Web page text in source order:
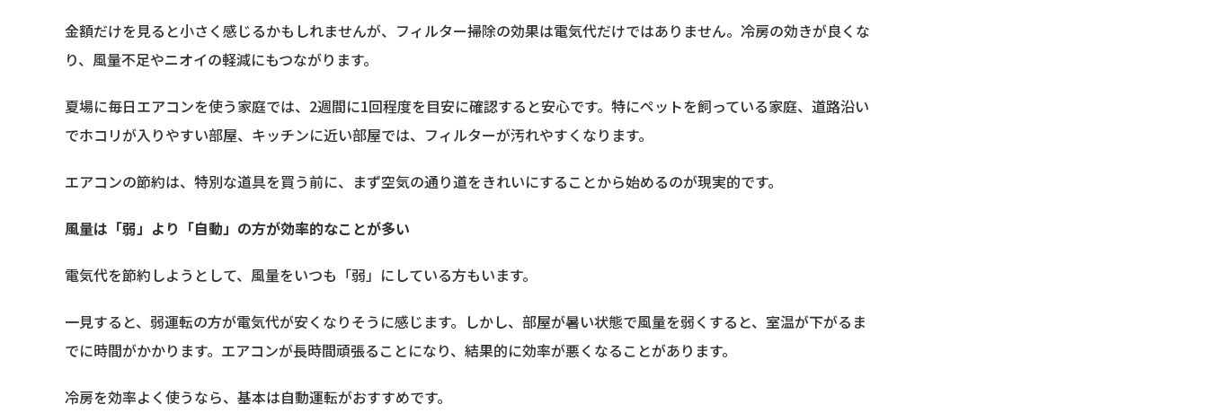
金額だけを見ると小さく感じるかもしれませんが、フィルター掃除の効果は電気代だけではありません。冷房の効きが良くな
り、風量不足やニオイの軽減にもつながります。
夏場に毎日エアコンを使う家庭では、2週間に1回程度を目安に確認すると安心です。特にペットを飼っている家庭、道路沿い
でホコリが入りやすい部屋、キッチンに近い部屋では、フィルターが汚れやすくなります。
エアコンの節約は、特別な道具を買う前に、まず空気の通り道をきれいにすることから始めるのが現実的です。
風量は「弱」より「自動」の方が効率的なことが多い
電気代を節約しようとして、風量をいつも「弱」にしている方もいます。
一見すると、弱運転の方が電気代が安くなりそうに感じます。しかし、部屋が暑い状態で風量を弱くすると、室温が下がるま
でに時間がかかります。エアコンが長時間頑張ることになり、結果的に効率が悪くなることがあります。
冷房を効率よく使うなら、基本は自動運転がおすすめです。